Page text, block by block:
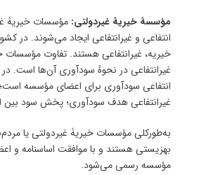
مؤسسۀ خیریۀ غیردولتی: مؤسسات خیریۀ
انتفاعی و غیرانتفاعی ایجاد می‌شوند. در
خیریه، غیرانتفاعی هستند. تفاوت مؤسسات
غیرانتفاعی در نحوهٔ سودآوری آن‌ها است.
انتفاعی سودآوری برای اعضای مؤسسه
غیرانتفاعی هدف سودآوری؛ پخش سود بین
به‌طورکلی مؤسسات خیریۀ غیردولتی یا
بهزیستی هستند و با موافقت اساسنامه و
مؤسسه رسمی می‌شود.